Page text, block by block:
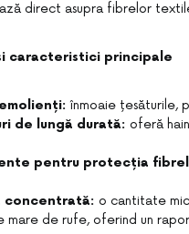
direct asupra fibrelor
caracteristici principale
înmoaie țesăturile,
de lungă durată: oferă
pentru protecția
concentrată: o cantitate
mare de rufe, oferind un